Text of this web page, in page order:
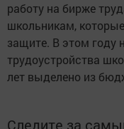
работу на бирже
школьникам,
защите. В этом году
трудоустройства
лет выделено из
Следите за